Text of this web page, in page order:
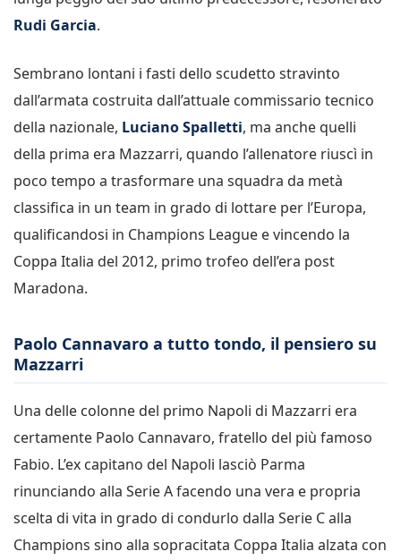
Rudi Garcia.
Sembrano lontani i fasti dello scudetto stravinto
dall’armata costruita dall’attuale commissario tecnico
della nazionale, Luciano Spalletti, ma anche quelli
della prima era Mazzarri, quando l’allenatore riuscì in
poco tempo a trasformare una squadra da metà
classifica in un team in grado di lottare per l’Europa,
qualificandosi in Champions League e vincendo la
Coppa Italia del 2012, primo trofeo dell’era post
Maradona.
Paolo Cannavaro a tutto tondo, il pensiero su
Mazzarri
Una delle colonne del primo Napoli di Mazzarri era
certamente Paolo Cannavaro, fratello del più famoso
Fabio. L’ex capitano del Napoli lasciò Parma
rinunciando alla Serie A facendo una vera e propria
scelta di vita in grado di condurlo dalla Serie C alla
Champions sino alla sopracitata Coppa Italia alzata con